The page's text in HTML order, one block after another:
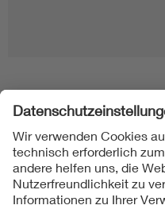
Folgen Sie uns